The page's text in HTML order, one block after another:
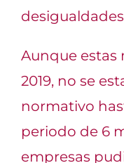
Aunque estas
2019, no se
normativo
periodo de 6
empresas